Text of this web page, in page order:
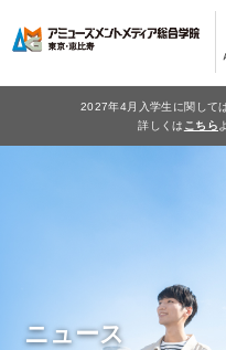
2027年4月入学生に関して
詳しくは こちら
ニュース